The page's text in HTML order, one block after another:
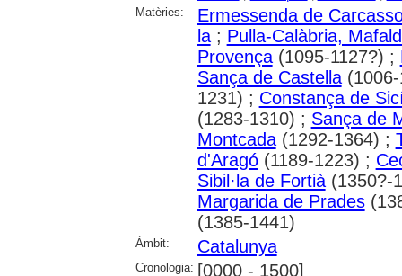
Matèries:
Ermessenda de
la; Pulla-Calàbria,
Provença(1095-1127?) ;
Sança de Castella
1231) ; Constança de
(1283-1310) ; Sança de
Montcada(1292-1364) ;
d'Aragó(1189-1223) ;
Sibil·la de Fortià(1350?-
Margarida de Prades
(1385-1441)
Àmbit: Catalunya
Cronologia: [0000 - 1500]